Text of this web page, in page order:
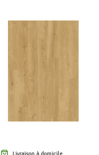
Livraison à domicile